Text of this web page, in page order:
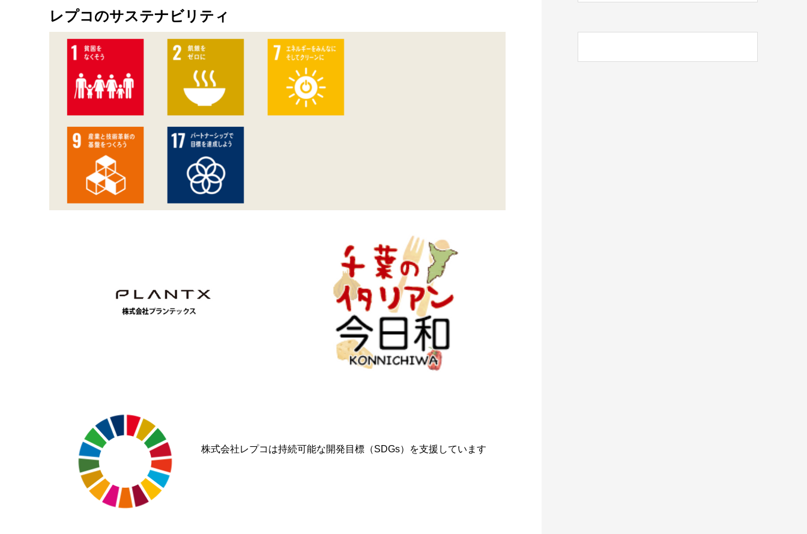
レプコのサステナビリティ
株式会社レプコは持続可能な開発目標（SDGs）を支援しています